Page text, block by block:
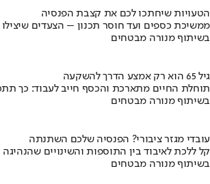
הטעויות שיחתכו לכם את קצבת הפנסיה
ממשיכת כספים ועד חוסר תכנון – הצעדים
בשיתוף מנורה מבטחים
גיל 65 הוא רק אמצע הדרך להשקעה
תוחלת החיים מתארכת והכסף חייב לעבוד: כך
בשיתוף מנורה מבטחים
עובדי מגזר ציבורי? הפנסיה שלכם השתנתה
קל ללכת לאיבוד בין התוספות והשינויים
בשיתוף מנורה מבטחים